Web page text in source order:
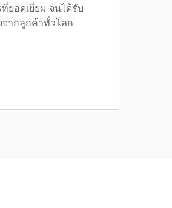
ยอดเยี่ยม จนได้รับ
จากลูกค้าทั่วโลก